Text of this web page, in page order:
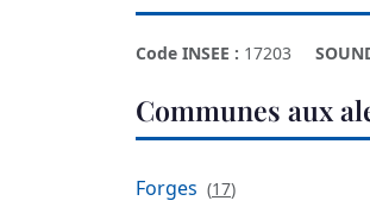
Code INSEE : 17203
Communes aux
Forges (17)